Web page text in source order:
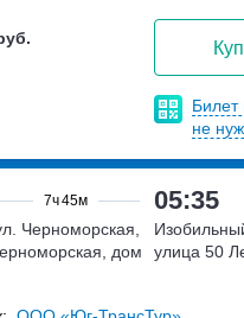
Билет
не
7ч45м 05:35
Черноморская,
дом
улица 50